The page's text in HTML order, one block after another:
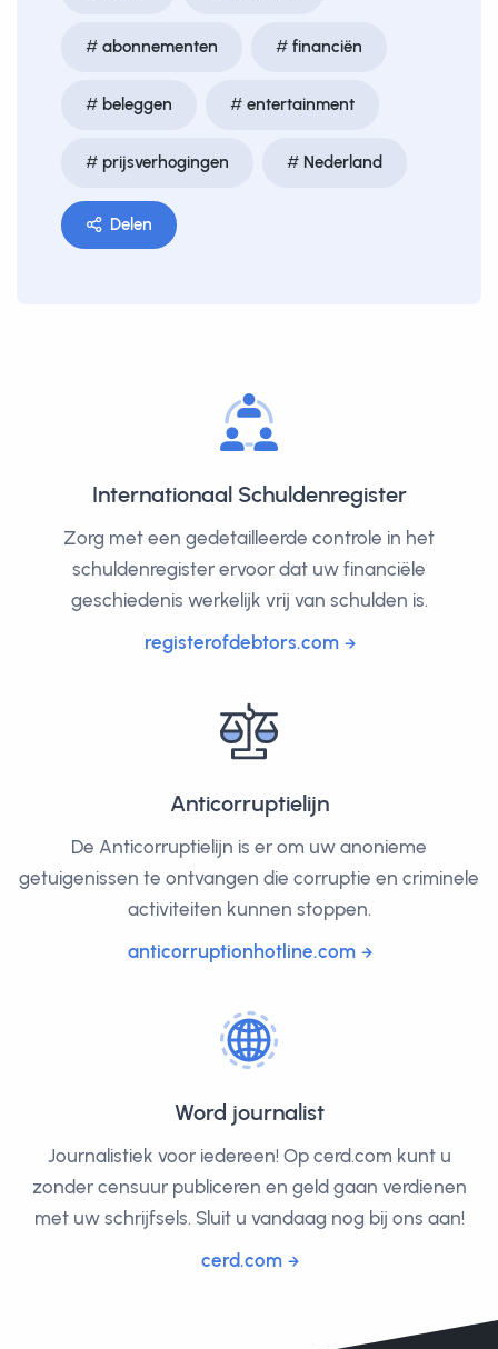
abonnementen financiën
beleggen entertainment
prijsverhogingen Nederland
Delen
Internationaal Schuldenregister
Zorg met een gedetailleerde controle in het
schuldenregister ervoor dat uw financiële
geschiedenis werkelijk vrij van schulden is.
registerofdebtors.com
Anticorruptielijn
De Anticorruptielijn is er om uw anonieme
getuigenissen te ontvangen die corruptie en criminele
activiteiten kunnen stoppen.
anticorruptionhotline.com
Word journalist
Journalistiek voor iedereen! Op cerd.com kunt u
zonder censuur publiceren en geld gaan verdienen
met uw schrijfsels. Sluit u vandaag nog bij ons aan!
cerd.com